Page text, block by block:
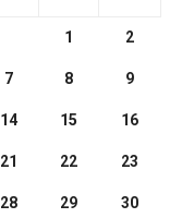
1 2
7 8 9
14 15 16
21 22 23
28 29 30